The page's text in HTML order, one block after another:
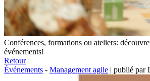
Conférences, formations ou ateliers:
événements!
Retour
Événements - Management agile | publié par